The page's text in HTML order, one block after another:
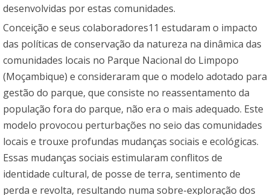
desenvolvidas por estas comunidades.
Conceição e seus colaboradores11 estudaram o impacto
das políticas de conservação da natureza na dinâmica das
comunidades locais no Parque Nacional do Limpopo
(Moçambique) e consideraram que o modelo adotado para
gestão do parque, que consiste no reassentamento da
população fora do parque, não era o mais adequado. Este
modelo provocou perturbações no seio das comunidades
locais e trouxe profundas mudanças sociais e ecológicas.
Essas mudanças sociais estimularam conflitos de
identidade cultural, de posse de terra, sentimento de
perda e revolta, resultando numa sobre-exploração dos